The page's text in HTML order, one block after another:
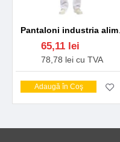
65,11 lei
78,78 lei cu TVA
Adaugă în Coş